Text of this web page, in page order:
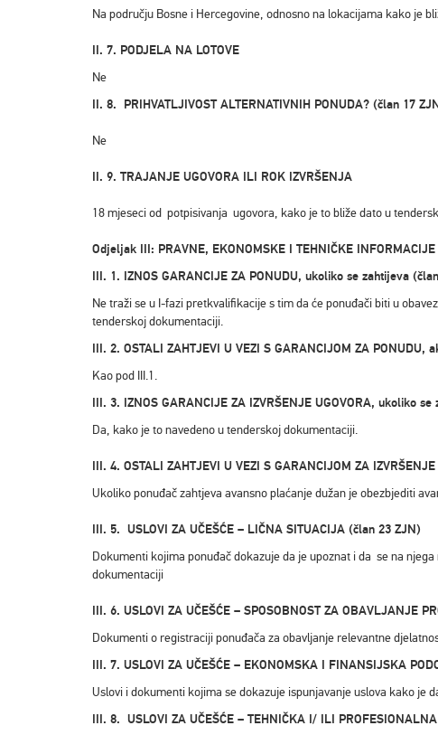
Na području Bosne i Hercegovine, odnosno na lokacijama kako je
II. 7. PODJELA NA LOTOVE
Ne
II. 8. PRIHVATLJIVOST ALTERNATIVNIH PONUDA? (član 17
Ne
II. 9. TRAJANJE UGOVORA ILI ROK IZVRŠENJA
18 mjeseci od potpisivanja ugovora, kako je to bliže dato u
Odjeljak III: PRAVNE, EKONOMSKE I TEHNIČKE INFORMACIJE
III. 1. IZNOS GARANCIJE ZA PONUDU, ukoliko se zahtijeva
Ne traži se u I-fazi pretkvalifikacije s tim da će ponuđači biti u
tenderskoj dokumentaciji.
III. 2. OSTALI ZAHTJEVI U VEZI S GARANCIJOM ZA
Kao pod III.1.
III. 3. IZNOS GARANCIJE ZA IZVRŠENJE UGOVORA, ukoliko
Da, kako je to navedeno u tenderskoj dokumentaciji.
III. 4. OSTALI ZAHTJEVI U VEZI S GARANCIJOM ZA
Ukoliko ponuđač zahtjeva avansno plaćanje dužan je obezbjediti
III. 5. USLOVI ZA UČEŠĆE – LIČNA SITUACIJA (član 23 ZJN)
Dokumenti kojima ponuđač dokazuje da je upoznat i da se na
dokumentaciji
III. 6. USLOVI ZA UČEŠĆE – SPOSOBNOST ZA OBAVLJANJE
Dokumenti o registraciji ponuđača za obavljanje relevantne
III. 7. USLOVI ZA UČEŠĆE – EKONOMSKA I FINANSIJSKA
Uslovi i dokumenti kojima se dokazuje ispunjavanje uslova kako je
III. 8. USLOVI ZA UČEŠĆE – TEHNIČKA I/ ILI